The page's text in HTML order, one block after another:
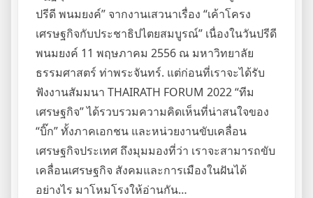
ปรีดี พนมยงค์” จากงานเสวนาเรื่อง “เค้าโครง
เศรษฐกิจกับประชาธิปไตยสมบูรณ์” เนื่องในวันปรีดี
พนมยงค์ 11 พฤษภาคม 2556 ณ มหาวิทยาลัย
ธรรมศาสตร์ ท่าพระจันทร์. แต่ก่อนที่เราจะได้รับ
ฟังงานสัมมนา THAIRATH FORUM 2022 “ทีม
เศรษฐกิจ” ได้รวบรวมความคิดเห็นที่น่าสนใจของ
“บิ๊ก” ทั้งภาคเอกชน และหน่วยงานขับเคลื่อน
เศรษฐกิจประเทศ ถึงมุมมองที่ว่า เราจะสามารถขับ
เคลื่อนเศรษฐกิจ สังคมและการเมืองในฝันได้
อย่างไร มาโหมโรงให้อ่านกัน…